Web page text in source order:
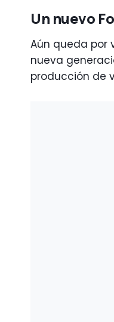
Un nuevo
Aún queda por
nueva
producción de